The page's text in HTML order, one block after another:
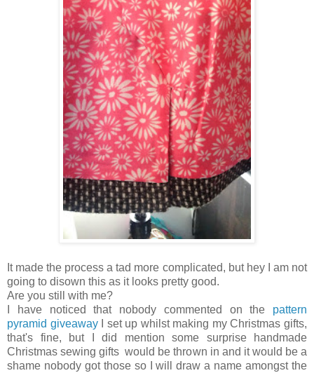
It made the process a tad more complicated, but hey I am not
going to disown this as it looks pretty good.
Are you still with me?
I have noticed that nobody commented on the pattern
pyramid giveawayI set up whilst making my Christmas gifts,
that's fine, but I did mention some surprise handmade
Christmas sewing gifts would be thrown in and it would be a
shame nobody got those so I will draw a name amongst the